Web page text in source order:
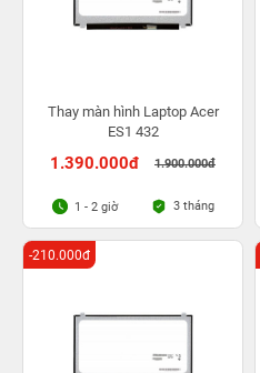
Thay màn hình Laptop Acer
ES1 432
1.390.000đ 1.900.000đ
1 - 2 giờ 3 tháng
-210.000đ